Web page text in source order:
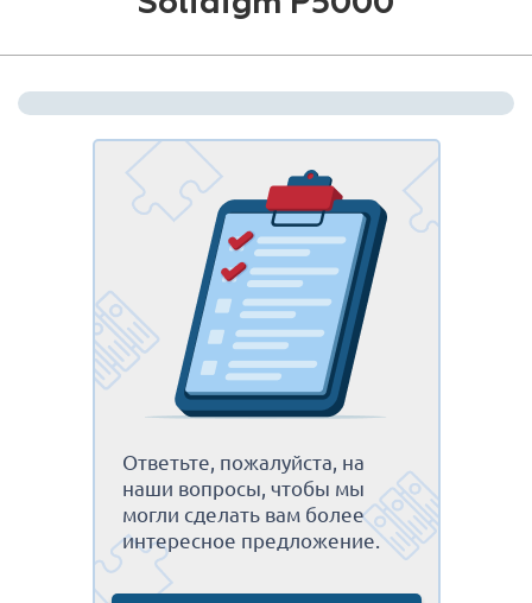
ГАРАНТИЯ
КОНТАКТЫ
АКЦИИ
Ответьте, пожалуйста, на
наши вопросы, чтобы мы
могли сделать вам более
интересное предложение.